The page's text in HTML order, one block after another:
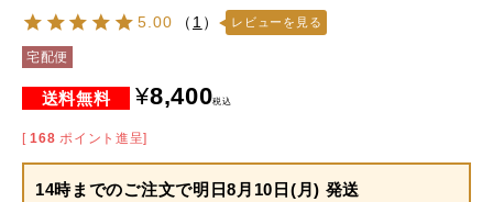
5.00 （ 1） レビューを見る
宅配便
¥8,400税込
[ 168 ポイント進呈]
14時までのご注文で明日8月10日(月) 発送